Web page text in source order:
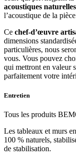
acoustiques naturelles
l’acoustique de la
Ce chef-d’œuvre
dimensions
particulières, nous
vous. Vous pouvez
qui mettront en valeur
parfaitement votre
Entretien
Tous les produits
Les tableaux et murs
100 % naturels,
de stabilisation.